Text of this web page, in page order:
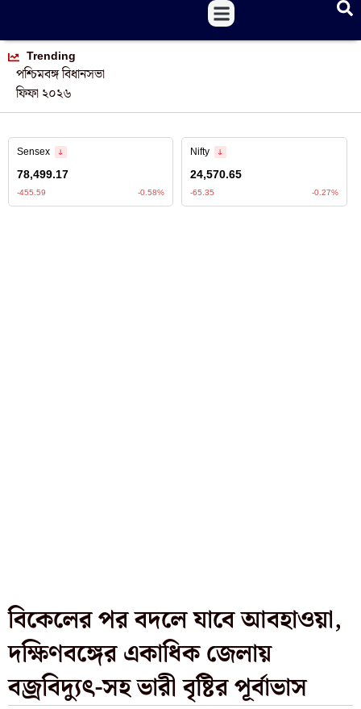
Trending
পশ্চিমবঙ্গ বিধানসভা
ফিফা ২০২৬
বিকেলের পর বদলে যাবে আবহাওয়া,
দক্ষিণবঙ্গের একাধিক জেলায়
বজ্রবিদ্যুৎ-সহ ভারী বৃষ্টির পূর্বাভাস